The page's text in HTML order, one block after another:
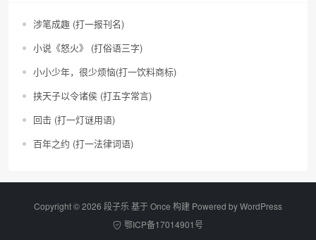
涉笔成趣 (打一报刊名)
小说《怒火》 (打俗语三字)
小小少年，很少烦恼(打一饮料商标)
挟天子以令诸侯 (打五字常言)
回击 (打一灯谜用语)
百年之约 (打一法律词语)
Copyright © 2026 段子乐 基于 Once 构建 Powered byWordPress
鄂ICP备17014901号